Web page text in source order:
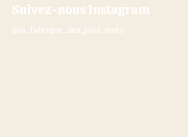
Suivez-nous Instagram
@la_fabrique_des_jolis_mots